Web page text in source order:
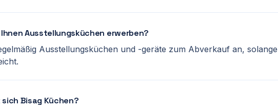
Ausstellungsküchen erwerben?
Ausstellungsküchen und -geräte zum Abverkauf an, solange
Bisag Küchen?